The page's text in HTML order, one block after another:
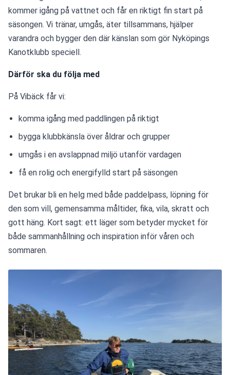
kommer igång på vattnet och får en riktigt fin start på
säsongen. Vi tränar, umgås, äter tillsammans, hjälper
varandra och bygger den där känslan som gör Nyköpings
Kanotklubb speciell.
Därför ska du följa med
På Vibäck får vi:
komma igång med paddlingen på riktigt
bygga klubbkänsla över åldrar och grupper
umgås i en avslappnad miljö utanför vardagen
få en rolig och energifylld start på säsongen
Det brukar bli en helg med både paddelpass, löpning för
den som vill, gemensamma måltider, fika, vila, skratt och
gott häng. Kort sagt: ett läger som betyder mycket för
både sammanhållning och inspiration inför våren och
sommaren.